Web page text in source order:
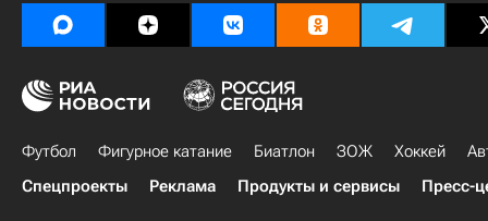
Футбол Фигурное катание Биатлон ЗОЖ Хоккей
Спецпроекты
Реклама Продукты и сервисы Пресс-